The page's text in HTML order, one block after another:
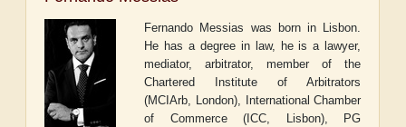
Fernando Messias was born in Lisbon.
He has a degree in law, he is a lawyer,
mediator, arbitrator, member of the
Chartered Institute of Arbitrators
(MCIArb, London), International Chamber
of Commerce (ICC, Lisbon),
PG